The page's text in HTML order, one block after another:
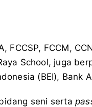
FCCSP, FCCM,
School, juga
(BEI),
seni serta